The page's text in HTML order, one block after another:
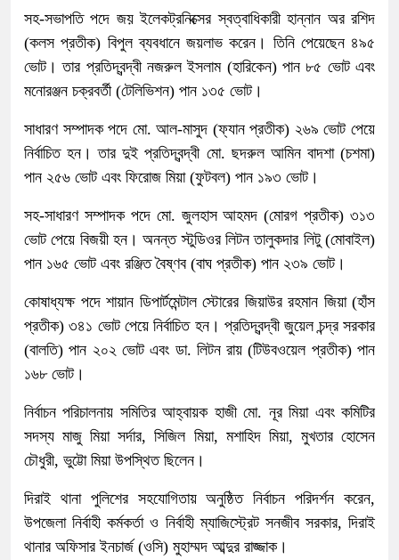
সহ-সভাপতি পদে জয় ইলেকট্রনিক্সের স্বত্বাধিকারী হান্নান অর রশিদ
(কলস প্রতীক) বিপুল ব্যবধানে জয়লাভ করেন। তিনি পেয়েছেন ৪৯৫
ভোট। তার প্রতিদ্বন্দ্বী নজরুল ইসলাম (হারিকেন) পান ৮৫ ভোট এবং
মনোরঞ্জন চক্রবর্তী (টেলিভিশন) পান ১৩৫ ভোট।
সাধারণ সম্পাদক পদে মো. আল-মাসুদ (ফ্যান প্রতীক) ২৬৯ ভোট পেয়ে
নির্বাচিত হন। তার দুই প্রতিদ্বন্দ্বী মো. ছদরুল আমিন বাদশা (চশমা)
পান ২৫৬ ভোট এবং ফিরোজ মিয়া (ফুটবল) পান ১৯৩ ভোট।
সহ-সাধারণ সম্পাদক পদে মো. জুলহাস আহমদ (মোরগ প্রতীক) ৩১৩
ভোট পেয়ে বিজয়ী হন। অনন্ত স্টুডিওর লিটন তালুকদার লিটু (মোবাইল)
পান ১৬৫ ভোট এবং রঞ্জিত বৈষ্ণব (বাঘ প্রতীক) পান ২৩৯ ভোট।
কোষাধ্যক্ষ পদে শায়ান ডিপার্টমেন্টাল স্টোরের জিয়াউর রহমান জিয়া (হাঁস
প্রতীক) ৩৪১ ভোট পেয়ে নির্বাচিত হন। প্রতিদ্বন্দ্বী জুয়েল চন্দ্র সরকার
(বালতি) পান ২০২ ভোট এবং ডা. লিটন রায় (টিউবওয়েল প্রতীক) পান
১৬৮ ভোট।
নির্বাচন পরিচালনায় সমিতির আহ্বায়ক হাজী মো. নূর মিয়া এবং কমিটির
সদস্য মাজু মিয়া সর্দার, সিজিল মিয়া, মশাহিদ মিয়া, মুখতার হোসেন
চৌধুরী, ভুট্টো মিয়া উপস্থিত ছিলেন।
দিরাই থানা পুলিশের সহযোগিতায় অনুষ্ঠিত নির্বাচন পরিদর্শন করেন,
উপজেলা নির্বাহী কর্মকর্তা ও নির্বাহী ম্যাজিস্ট্রেট সনজীব সরকার, দিরাই
থানার অফিসার ইনচার্জ (ওসি) মুহাম্মদ আব্দুর রাজ্জাক।